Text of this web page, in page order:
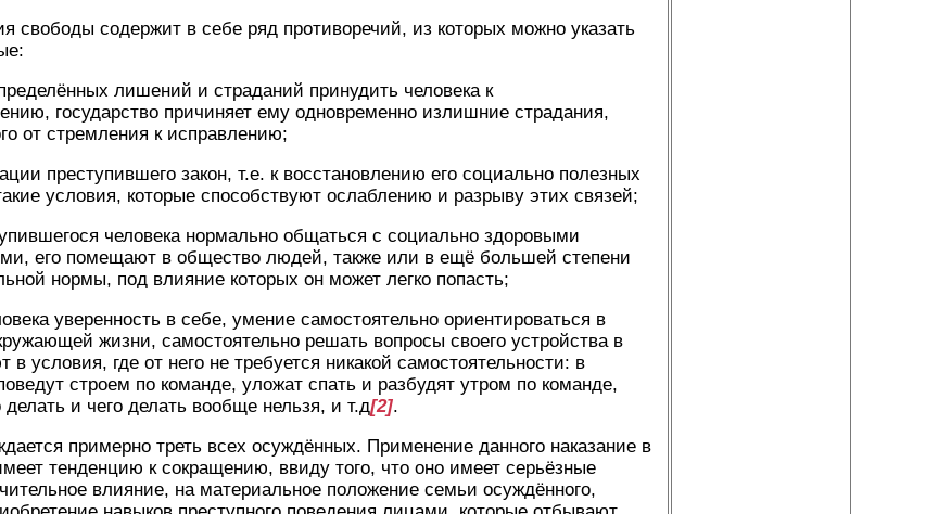
свободы содержит в себе ряд противоречий, из которых можно указать
лишений и страданий принудить человека к
государство причиняет ему одновременно излишние страдания,
от стремления к исправлению;
преступившего закон, т.е. к восстановлению его социально полезных
условия, которые способствуют ослаблению и разрыву этих связей;
человека нормально общаться с социально здоровыми
его помещают в общество людей, также или в ещё большей степени
нормы, под влияние которых он может легко попасть;
уверенность в себе, умение самостоятельно ориентироваться в
жизни, самостоятельно решать вопросы своего устройства в
условия, где от него не требуется никакой самостоятельности: в
строем по команде, уложат спать и разбудят утром по команде,
делать и чего делать вообще нельзя, и т.д[2].
примерно треть всех осуждённых. Применение данного наказание в
тенденцию к сокращению, ввиду того, что оно имеет серьёзные
влияние, на материальное положение семьи осуждённого,